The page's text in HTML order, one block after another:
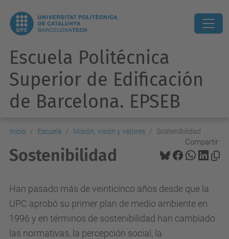
Escuela Politécnica
Superior de Edificación
de Barcelona. EPSEB
Inicio Escuela Misión, visión y valores Sostenibilidad
Compartir:
Sostenibilidad
Han pasado más de veinticinco años desde que la
UPC aprobó su primer plan de medio ambiente en
1996 y en términos de sostenibilidad han cambiado
las normativas, la percepción social, la